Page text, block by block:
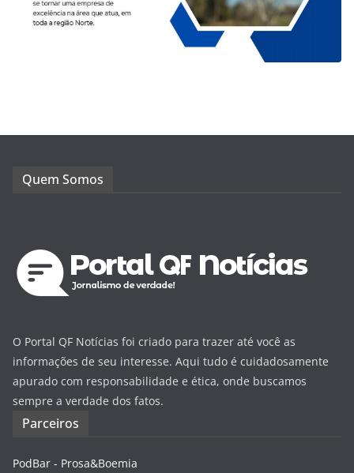
Quem Somos
O Portal QF Notícias foi criado para trazer até você as
informações de seu interesse. Aqui tudo é cuidadosamente
apurado com responsabilidade e ética, onde buscamos
sempre a verdade dos fatos.
Parceiros
PodBar - Prosa&Boemia